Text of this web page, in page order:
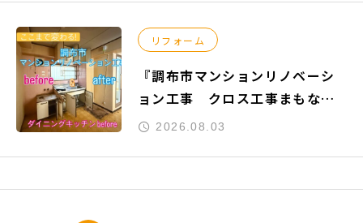
リフォーム
『調布市マンションリノベーシ
ョン工事 クロス工事まもなく
完了』
2026.08.03